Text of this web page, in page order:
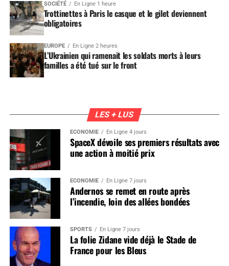
SOCIÉTÉ En Ligne 1 heure
Trottinettes à Paris le casque et le gilet deviennent
obligatoires
EUROPE En Ligne 2 heures
L’Ukrainien qui ramenait les soldats morts à leurs
familles a été tué sur le front
LES + LUS
ÉCONOMIE En Ligne 4 jours
SpaceX dévoile ses premiers résultats avec
une action à moitié prix
ÉCONOMIE En Ligne 7 jours
Andernos se remet en route après
l’incendie, loin des allées bondées
SPORTS En Ligne 7 jours
La folie Zidane vide déjà le Stade de
France pour les Bleus